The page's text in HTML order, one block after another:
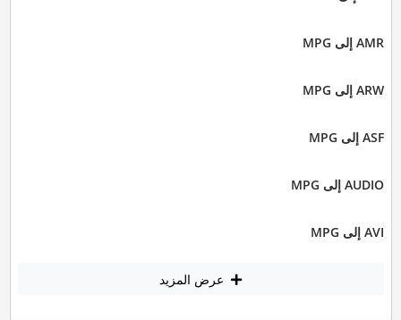
AMR إلى MPG
ARW إلى MPG
ASF إلى MPG
AUDIO إلى MPG
AVI إلى MPG
عرض المزيد